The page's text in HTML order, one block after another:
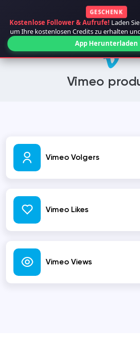
GESCHENK
Kostenlose Follower & Aufrufe! Laden
um Ihre kostenlosen Credits zu erhalten
App Herunterladen
Vimeo
Vimeo Volgers
Vimeo Likes
Vimeo Views